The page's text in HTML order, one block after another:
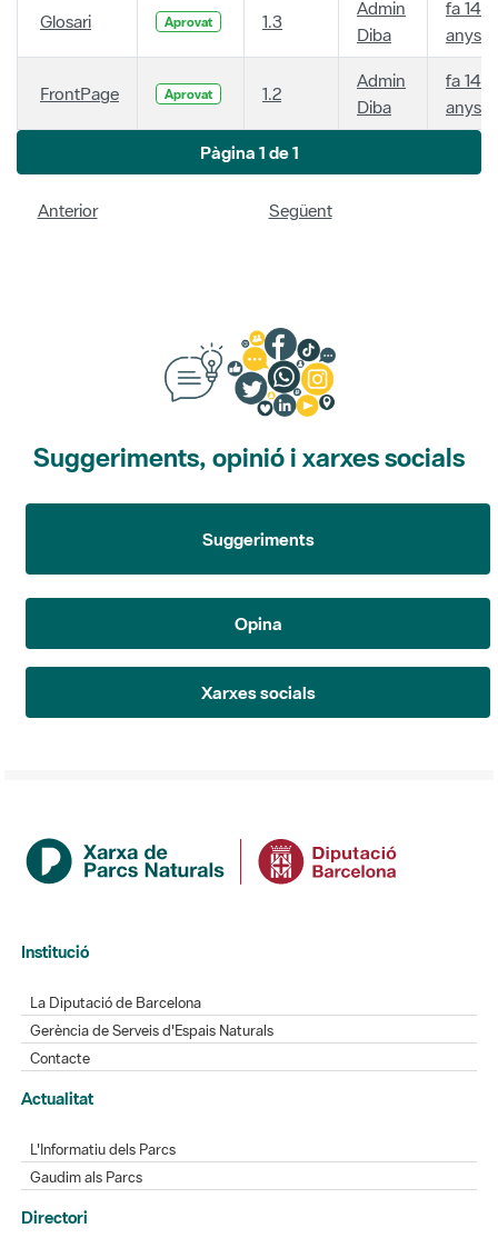
Glosari Aprovat 1.3
Admin
Diba
fa 14
anys
FrontPage Aprovat 1.2
Admin
Diba
fa 14
anys
Pàgina 1 de 1
Anterior Següent
Suggeriments, opinió i xarxes socials
Suggeriments
Opina
Xarxes socials
Institució
La Diputació de Barcelona
Gerència de Serveis d'Espais Naturals
Contacte
Actualitat
L'Informatiu dels Parcs
Gaudim als Parcs
Directori